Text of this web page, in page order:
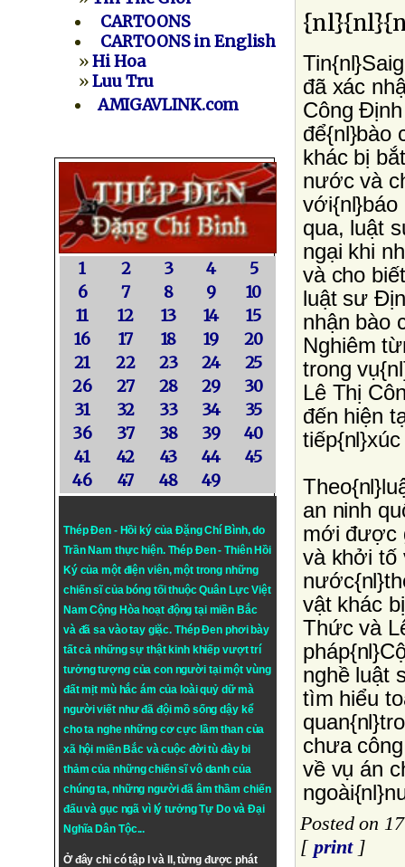
CARTOONS
CARTOONS in English
»Hi Hoa
»Luu Tru
AMIGAVLINK.com
1 2 3 4
5
6
7 8 9
10
11
12 13 14
15
16
17 18 19
20
21
22 23 24
25
26
27 28 29
30
31
32 33 34
35
36
37 38 39
40
41
42 43 44
45
46
47 48 49
Thép Đen - Hồi ký của Đặng Chí Bình, do
Trần Nam thực hiện. Thép Đen- Thiên Hồi
Ký của một điện viên, một trong những
chiến sĩ của bóng tối thuộc Quân Lực Việt
Nam Cộng Hòa hoạt động tại miền Bắc
và đã sa vào tay giặc. Thép Đen phơi bày
tất cả những sự thật kinh khiếp vượt trí
tưởng tượng của con người tại một vùng
đất mịt mù hắc ám của loài quỷ dữ mà
người viết như đã đội mồ sống dậy kể
cho ta nghe những cơ cực lầm than của
xã hội miền Bắc và cuộc đời tù đày bi
thảm của những chiến sĩ vô danh của
chúng ta, những người đã âm thầm chiến
đấu và gục ngã vì lý tưởngTự DovàĐại
Nghĩa Dân Tộc...
Ở đây chỉ có tập I và II, từng được phát
đã xác
Công
để{nl}bào
khác bị
nước và
với{nl}báo
qua, luật
ngại khi
và cho
luật sư
nhận bào
Nghiêm
trong
Lê Thị
đến hiện
an ninh
mới được
và khởi tố
vật khác
Thức và
nghề luật
tìm hiểu
chưa
về vụ án
Posted on
[ print]